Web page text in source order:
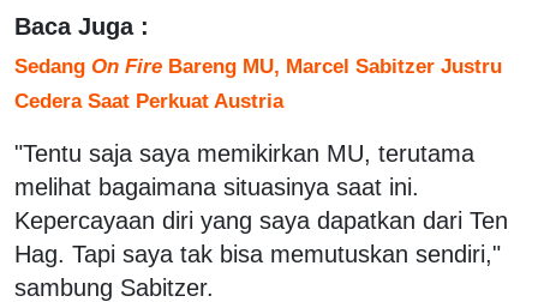
Baca Juga :
Sedang On Fire Bareng MU, Marcel Sabitzer Justru
Cedera Saat Perkuat Austria
"Tentu saja saya memikirkan MU, terutama
melihat bagaimana situasinya saat ini.
Kepercayaan diri yang saya dapatkan dari Ten
Hag. Tapi saya tak bisa memutuskan sendiri,"
sambung Sabitzer.